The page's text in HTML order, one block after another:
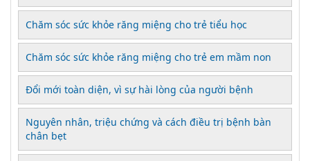
Chăm sóc sức khỏe răng miệng cho trẻ tiểu học
Chăm sóc sức khỏe răng miệng cho trẻ em mầm non
Đổi mới toàn diện, vì sự hài lòng của người bệnh
Nguyên nhân, triệu chứng và cách điều trị bệnh bàn
chân bẹt